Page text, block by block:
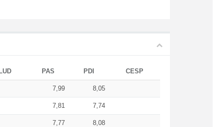
PAS PDI CESP
7,99 8,05
7,81 7,74
7,77 8,08